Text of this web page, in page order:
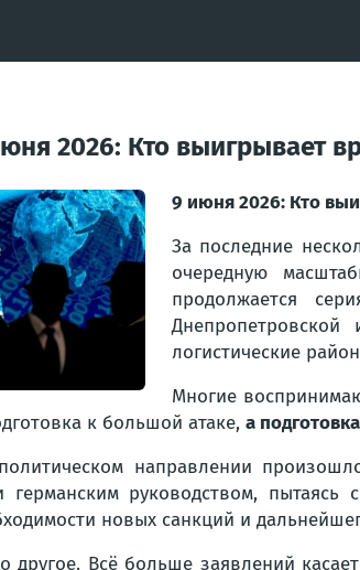
2026: Кто выигрывает
9 июня 2026: Кто
За последние
очередную
продолжается
логистические
Многие
к большой атаке, а
направлении
германским руководством,
новых санкций и
другое. Всё больше заявлений